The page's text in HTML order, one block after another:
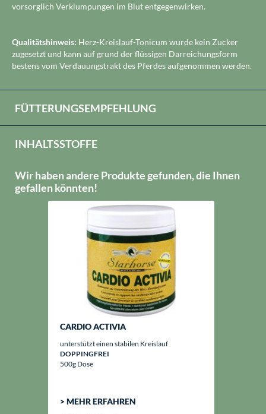
vorsorglich Verklumpungen im Blut entgegenwirken.
Qualitätshinweis: Herz-Kreislauf-Tonicum wurde kein Zucker
zugesetzt und kann auf grund der flüssigen Darreichungsform
bestens vom Verdauungstrakt des Pferdes aufgenommen werden.
FÜTTERUNGSEMPFEHLUNG
INHALTSSTOFFE
Wir haben andere Produkte gefunden, die Ihnen
gefallen könnten!
CARDIO ACTIVIA
unterstützt einen stabilen Kreislauf
DOPPINGFREI
500g Dose
> MEHR ERFAHREN